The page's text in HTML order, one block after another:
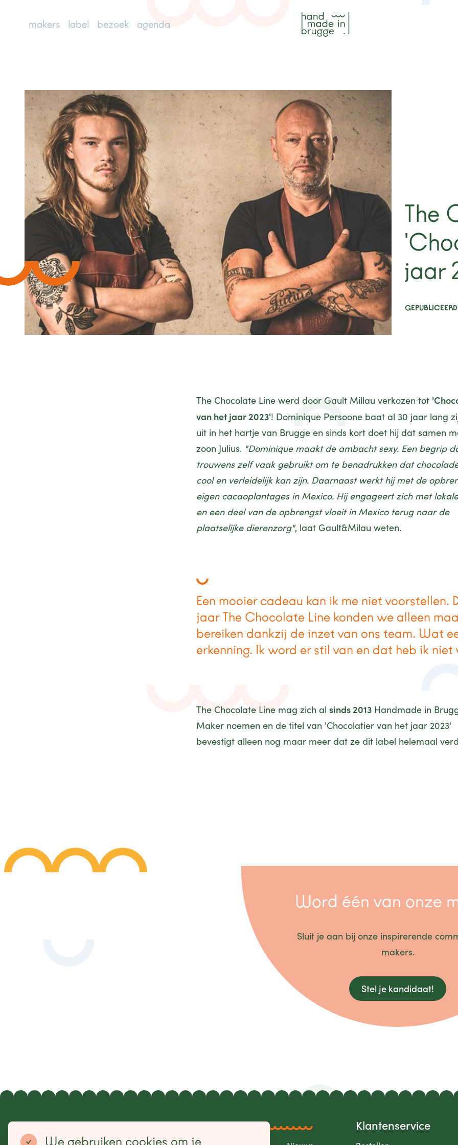
makers label bezoek agenda
The
jaar
The Chocolate Line werd door Gault Millau verkozen tot
van het jaar 2023'! Dominique Persoone baat al 30 jaar lang
uit in het hartje van Brugge en sinds kort doet hij dat samen
zoon Julius. "Dominique maakt de ambacht sexy. Een begrip
trouwens zelf vaak gebruikt om te benadrukken dat
cool en verleidelijk kan zijn. Daarnaast werkt hij met de
eigen cacaoplantages in Mexico. Hij engageert zich met
en een deel van de opbrengst vloeit in Mexico terug naar de
plaatselijke dierenzorg", laat Gault&Milau weten.
Een mooier cadeau kan ik me niet voorstellen.
jaar The Chocolate Line konden we alleen
bereiken dankzij de inzet van ons team. Wat
erkenning. Ik word er stil van en dat heb ik niet
The Chocolate Line mag zich al sinds 2013 Handmade in
Maker noemen en de titel van 'Chocolatier van het jaar 2023'
bevestigt alleen nog maar meer dat ze dit label helemaal
Word één van onze
Sluit je aan bij onze inspirerende
makers.
Stel je kandidaat!
Sitemap Klantenservice
We gebruiken cookies om je